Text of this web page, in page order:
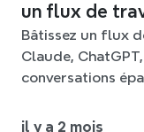
un flux de
Bâtissez un flux
Claude,
conversations
il y a 2 mois